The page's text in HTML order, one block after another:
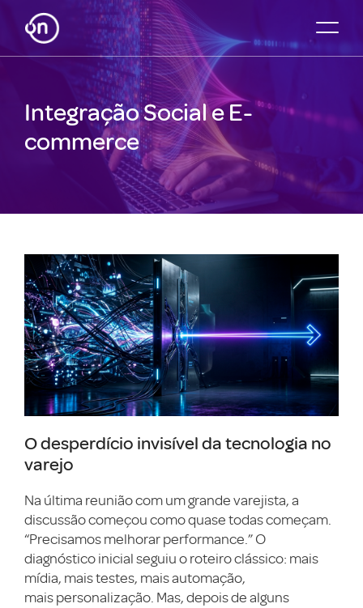
Integração Social e E-
commerce
O desperdício invisível da tecnologia no
varejo
Na última reunião com um grande varejista, a
discussão começou como quase todas começam.
“Precisamos melhorar performance.” O
diagnóstico inicial seguiu o roteiro clássico: mais
mídia, mais testes, mais automação,
mais personalização. Mas, depois de alguns